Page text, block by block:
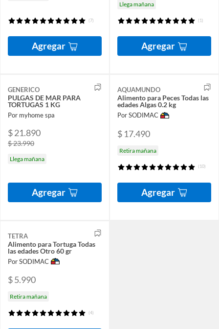
(7)
Agregar
Llega mañana
(1)
Agregar
GENERICO
PULGAS DE MAR PARA
TORTUGAS 1 KG
Por myhome spa
$ 21.890
$ 23.990
Llega mañana
Agregar
AQUAMUNDO
Alimento para Peces Todas las
edades Algas 0.2 kg
Por SODIMAC
$ 17.490
Retira mañana
(10)
Agregar
TETRA
Alimento para Tortuga Todas
las edades Otro 60 gr
Por SODIMAC
$ 5.990
Retira mañana
(4)